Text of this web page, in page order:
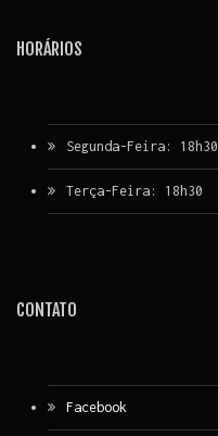
HORÁRIOS
Segunda-Feira: 18h30
Terça-Feira: 18h30
CONTATO
Facebook